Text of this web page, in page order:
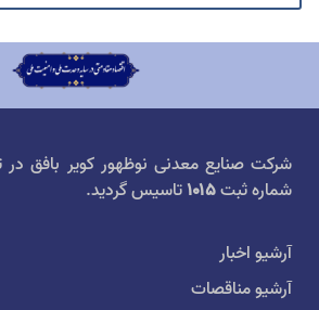
شرکت صنایع معدنی نوظهور کویر بافق در
شماره ثبت۱۰۱۵تاسیس گردید.
آرشیو اخبار
آرشیو مناقصات